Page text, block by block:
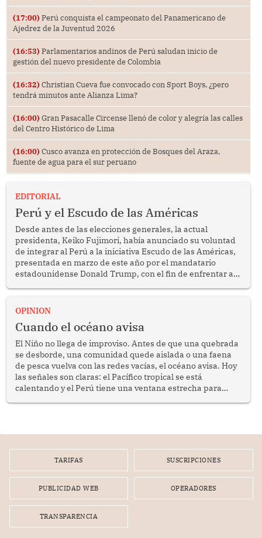
(17:00) Perú conquista el campeonato del Panamericano de
Ajedrez de la Juventud 2026
(16:53) Parlamentarios andinos de Perú saludan inicio de
gestión del nuevo presidente de Colombia
(16:32) Christian Cueva fue convocado con Sport Boys, ¿pero
tendrá minutos ante Alianza Lima?
(16:00) Gran Pasacalle Circense llenó de color y alegría las calles
del Centro Histórico de Lima
(16:00) Cusco avanza en protección de Bosques del Araza,
fuente de agua para el sur peruano
EDITORIAL
Perú y el Escudo de las Américas
Desde antes de las elecciones generales, la actual
presidenta, Keiko Fujimori, había anunciado su voluntad
de integrar al Perú a la iniciativa Escudo de las Américas,
presentada en marzo de este año por el mandatario
estadounidense Donald Trump, con el fin de enfrentar al
OPINION
Cuando el océano avisa
El Niño no llega de improviso. Antes de que una quebrada
se desborde, una comunidad quede aislada o una faena
de pesca vuelva con las redes vacías, el océano avisa. Hoy
las señales son claras: el Pacífico tropical se está
calentando y el Perú tiene una ventana estrecha para
TARIFAS SUSCRIPCIONES
PUBLICIDAD WEB OPERADORES
TRANSPARENCIA